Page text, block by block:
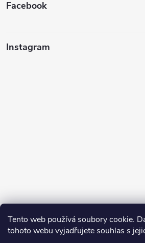
Tento web používá soubory cookie.
tohoto webu vyjadřujete souhlas s
Facebook
Instagram
Sledovat na Instagramu